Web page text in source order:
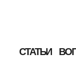
СТАТЬИ